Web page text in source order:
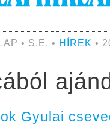
• S.E. • HÍREK •
Gyulai